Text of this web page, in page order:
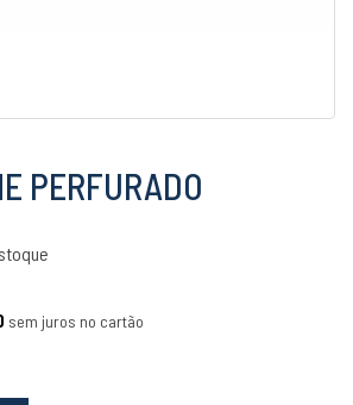
PERFURADO
sem juros no cartão